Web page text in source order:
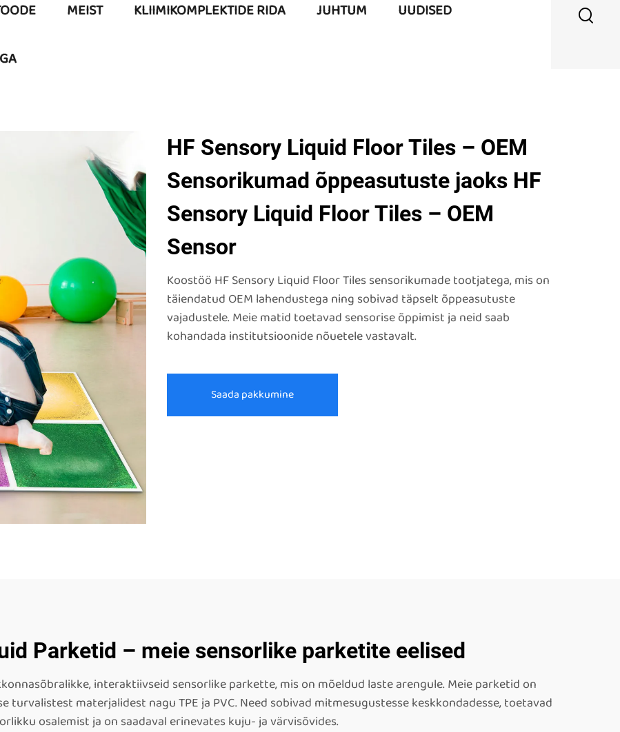
MEIST KLIIMIKOMPLEKTIDE RIDA JUHTUM UUDISED
HF Sensory Liquid Floor Tiles – OEM
Sensorikumad õppeasutuste jaoks HF
Sensory Liquid Floor Tiles – OEM
Sensor
Koostöö HF Sensory Liquid Floor Tiles sensorikumade tootjatega, mis on
täiendatud OEM lahendustega ning sobivad täpselt õppeasutuste
vajadustele. Meie matid toetavad sensorise õppimist ja neid saab
kohandada institutsioonide nõuetele vastavalt.
Saada pakkumine
Parketid – meie sensorlike parketite eelised
interaktiivseid sensorlike parkette, mis on mõeldud laste arengule. Meie parketid on
turvalistest materjalidest nagu TPE ja PVC. Need sobivad mitmesugustesse keskkondadesse, toetavad
osalemist ja on saadaval erinevates kuju- ja värvisõvides.